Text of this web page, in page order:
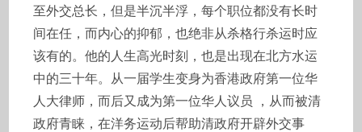
至外交总长，但是半沉半浮，每个职位都没有长时
间在任，而内心的抑郁，也绝非从杀格行杀运时应
该有的。他的人生高光时刻，也是出现在北方水运
中的三十年。从一届学生变身为香港政府第一位华
人大律师，而后又成为第一位华人议员 ，从而被清
政府青睐，在洋务运动后帮助清政府开辟外交事